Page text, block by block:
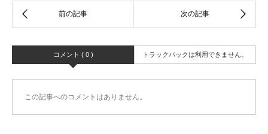
コメント ( 0 ) トラックバックは利用できません。
この記事へのコメントはありません。